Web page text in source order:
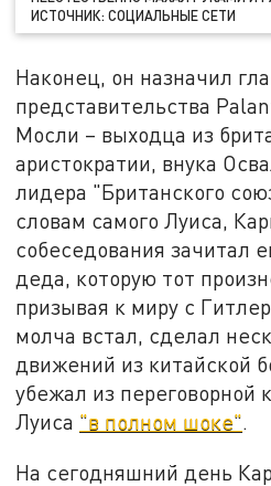
ИСТОЧНИК: СОЦИАЛЬНЫЕ СЕТИ
Наконец, он назначил
представительства
Мосли – выходца из
аристократии, внука
лидера "Британского
словам самого Луиса,
собеседования зачитал
деда, которую тот
призывая к миру с
молча встал, сделал
движений из китайской
убежал из переговорной
Луиса "в полном шоке".
На сегодняшний день